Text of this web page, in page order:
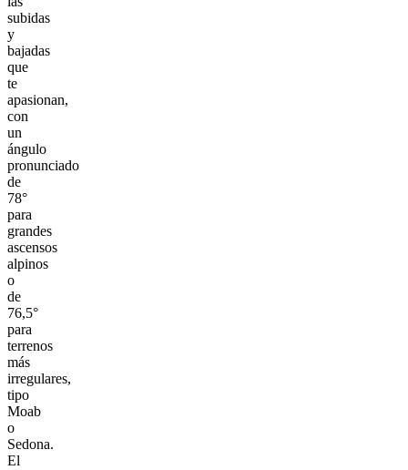
subidas
y
bajadas
que
te
apasionan,
con
un
ángulo
pronunciado
de
78°
para
grandes
ascensos
alpinos
o
de
76,5°
para
terrenos
más
irregulares,
tipo
Moab
o
Sedona.
El